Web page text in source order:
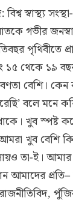
স্বাস্থ্য
গভীর
পৃথিবীতে
১৫ থেকে ১৯
বেশি।
বলে মনে
খুব স্পষ্ট
খুব বেশি
তা-ই।
আমাদের